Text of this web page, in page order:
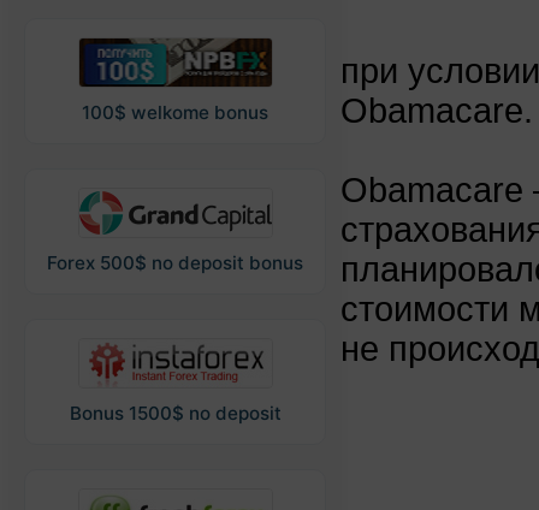
100$ welkome bonus
Forex 500$ no deposit bonus
Bonus 1500$ no deposit
при
Obamacare.
Obamacare
стоимости
не